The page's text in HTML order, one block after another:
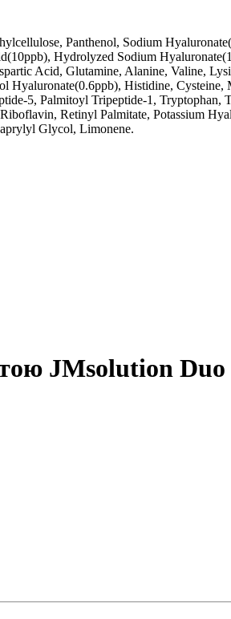
Panthenol, Sodium
Hydrolyzed Sodium
Acid, Glutamine, Alanine, Valine,
Histidine, Cysteine,
5, Palmitoyl Tripeptide-1, Tryptophan,
Retinyl Palmitate, Potassium
Glycol, Limonene.
JMsolution